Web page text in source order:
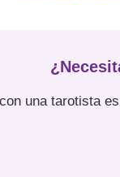
una tarotista